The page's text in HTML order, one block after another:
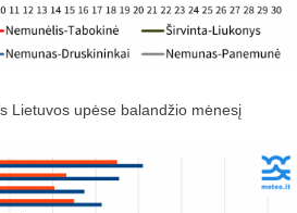
Lietuvos upėse balandžio mėnesį